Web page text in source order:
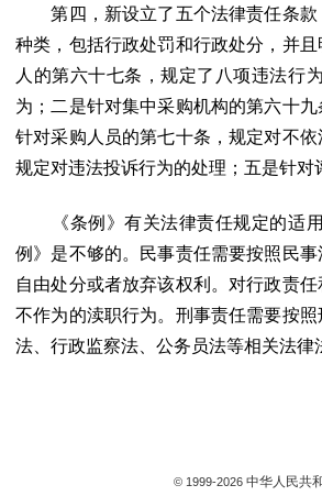
第四，新设立了五个法律责任条款
种类，包括行政处罚和行政处分，并
人的第六十七条，规定了八项违法行
为；二是针对集中采购机构的第六十
针对采购人员的第七十条，规定对不
规定对违法投诉行为的处理；五是针对
《条例》有关法律责任规定的适用
例》是不够的。民事责任需要按照民
自由处分或者放弃该权利。对行政责
不作为的渎职行为。刑事责任需要按
法、行政监察法、公务员法等相关法律
© 1999-2026 中华人民共